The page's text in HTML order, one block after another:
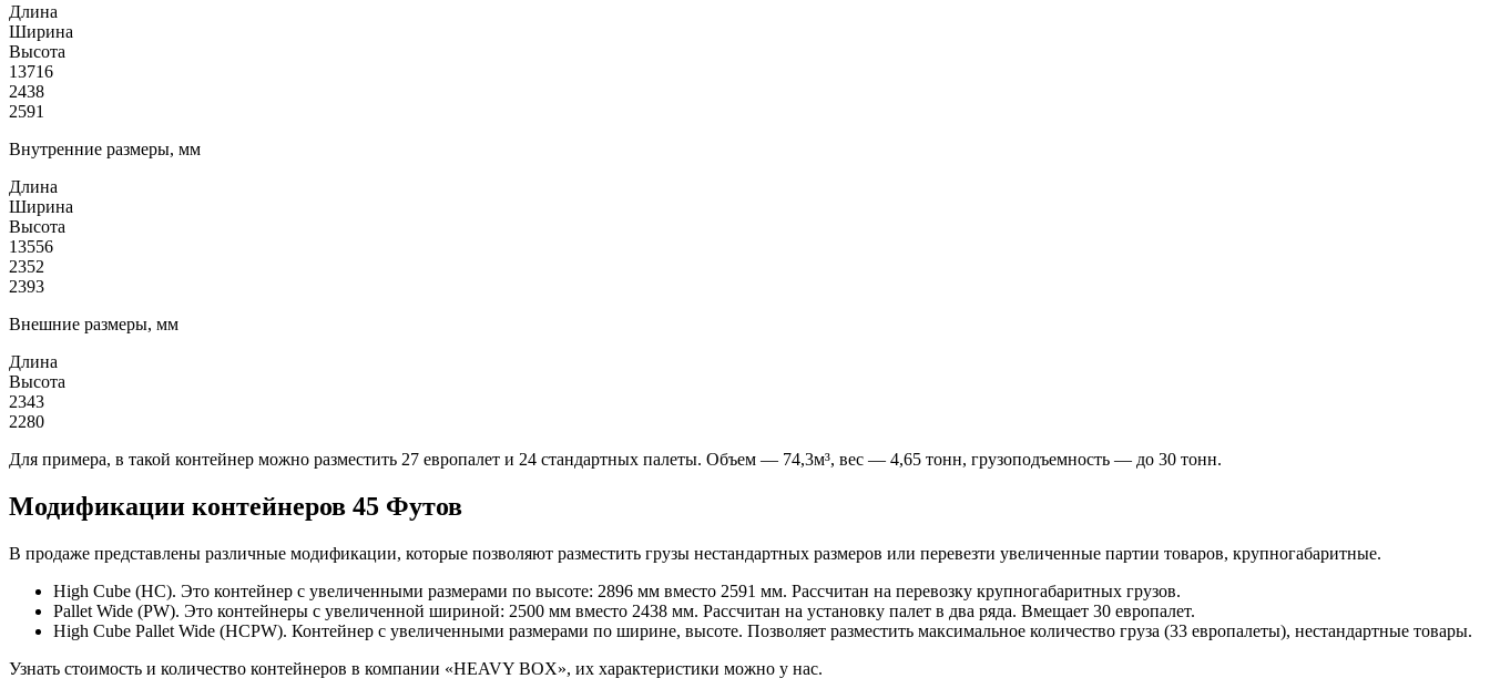
Длина
Ширина
Высота
13716
2438
2591
Внутренние размеры, мм
Длина
Ширина
Высота
13556
2352
2393
Внешние размеры, мм
Длина
Высота
2343
2280
Для примера, в такой контейнер можно разместить 27 европалет и 24 стандартных палеты. Объем — 74,3м³, вес — 4,65 тонн, грузоподъемность — до 30 тонн.
Модификации контейнеров 45 Футов
В продаже представлены различные модификации, которые позволяют разместить грузы нестандартных размеров или перевезти увеличенные партии товаров, крупногабаритные.
High Cube (HC). Это контейнер с увеличенными размерами по высоте: 2896 мм вместо 2591 мм. Рассчитан на перевозку крупногабаритных грузов.
Pallet Wide (PW). Это контейнеры с увеличенной шириной: 2500 мм вместо 2438 мм. Рассчитан на установку палет в два ряда. Вмещает 30 европалет.
High Cube Pallet Wide (HCPW). Контейнер с увеличенными размерами по ширине, высоте. Позволяет разместить максимальное количество груза (33 европалеты), нестандартные товары.
Узнать стоимость и количество контейнеров в компании «HEAVY BOX», их характеристики можно у нас.